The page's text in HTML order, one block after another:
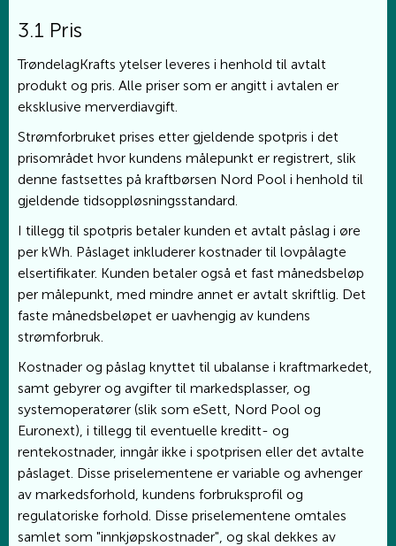
3.1 Pris
TrøndelagKrafts ytelser leveres i henhold til avtalt
produkt og pris. Alle priser som er angitt i avtalen er
eksklusive merverdiavgift.
Strømforbruket prises etter gjeldende spotpris i det
prisområdet hvor kundens målepunkt er registrert, slik
denne fastsettes på kraftbørsen Nord Pool i henhold til
gjeldende tidsoppløsningsstandard.
I tillegg til spotpris betaler kunden et avtalt påslag i øre
per kWh. Påslaget inkluderer kostnader til lovpålagte
elsertifikater. Kunden betaler også et fast månedsbeløp
per målepunkt, med mindre annet er avtalt skriftlig. Det
faste månedsbeløpet er uavhengig av kundens
strømforbruk.
Kostnader og påslag knyttet til ubalanse i kraftmarkedet,
samt gebyrer og avgifter til markedsplasser, og
systemoperatører (slik som eSett, Nord Pool og
Euronext), i tillegg til eventuelle kreditt- og
rentekostnader, inngår ikke i spotprisen eller det avtalte
påslaget. Disse priselementene er variable og avhenger
av markedsforhold, kundens forbruksprofil og
regulatoriske forhold. Disse priselementene omtales
samlet som "innkjøpskostnader", og skal dekkes av